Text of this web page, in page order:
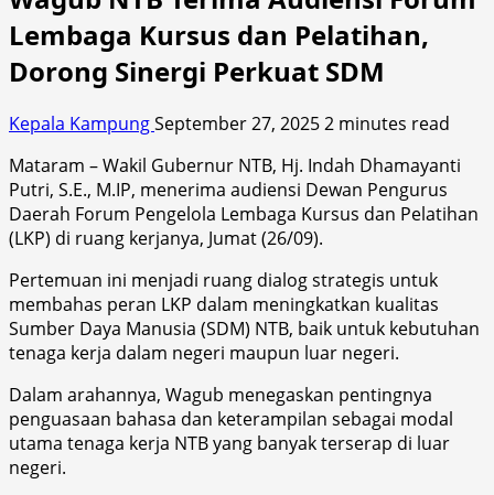
Lembaga Kursus dan Pelatihan,
Dorong Sinergi Perkuat SDM
Kepala KampungSeptember 27, 20252 minutes read
Mataram – Wakil Gubernur NTB, Hj. Indah Dhamayanti
Putri, S.E., M.IP, menerima audiensi Dewan Pengurus
Daerah Forum Pengelola Lembaga Kursus dan Pelatihan
(LKP) di ruang kerjanya, Jumat (26/09).
Pertemuan ini menjadi ruang dialog strategis untuk
membahas peran LKP dalam meningkatkan kualitas
Sumber Daya Manusia (SDM) NTB, baik untuk kebutuhan
tenaga kerja dalam negeri maupun luar negeri.
Dalam arahannya, Wagub menegaskan pentingnya
penguasaan bahasa dan keterampilan sebagai modal
utama tenaga kerja NTB yang banyak terserap di luar
negeri.